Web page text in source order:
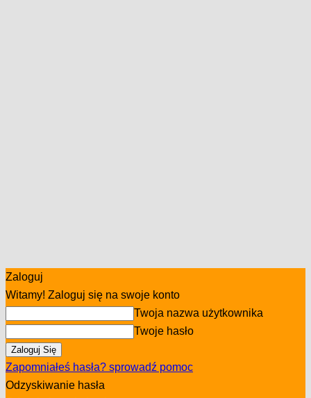
Zaloguj
Witamy! Zaloguj się na swoje konto
Twoja nazwa użytkownika
Twoje hasło
Zapomniałeś hasła? sprowadź pomoc
Odzyskiwanie hasła